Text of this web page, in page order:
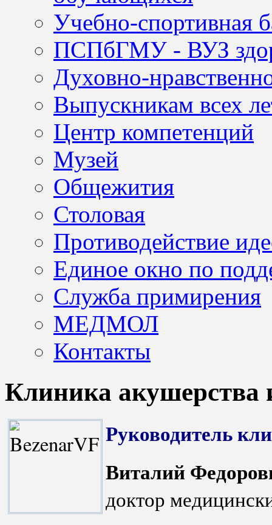
Учебно-спортивная
ПСПбГМУ - ВУЗ
Духовно-
Выпускникам всех
Центр компетенций
Музей
Общежития
Столовая
Противодействие
Единое окно по
Служба примирения
МЕДМОЛ
Контакты
Клиника акушерства
Руководитель
Виталий
доктор